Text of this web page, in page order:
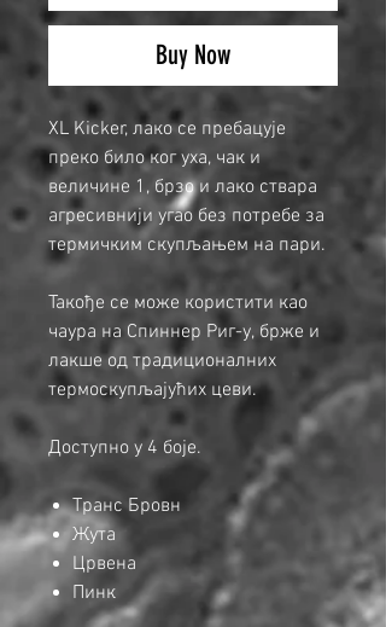
Buy Now
XL Kicker, лако се пребацује
преко било ког уха, чак и
величине 1, брзо и лако ствара
агресивнији угао без потребе за
термичким скупљањем на пари.
Такође се може користити као
чаура на Спиннер Риг-у, брже и
лакше од традиционалних
термоскупљајућих цеви.
Доступно у 4 боје.
Транс Бровн
Жута
Црвена
Пинк